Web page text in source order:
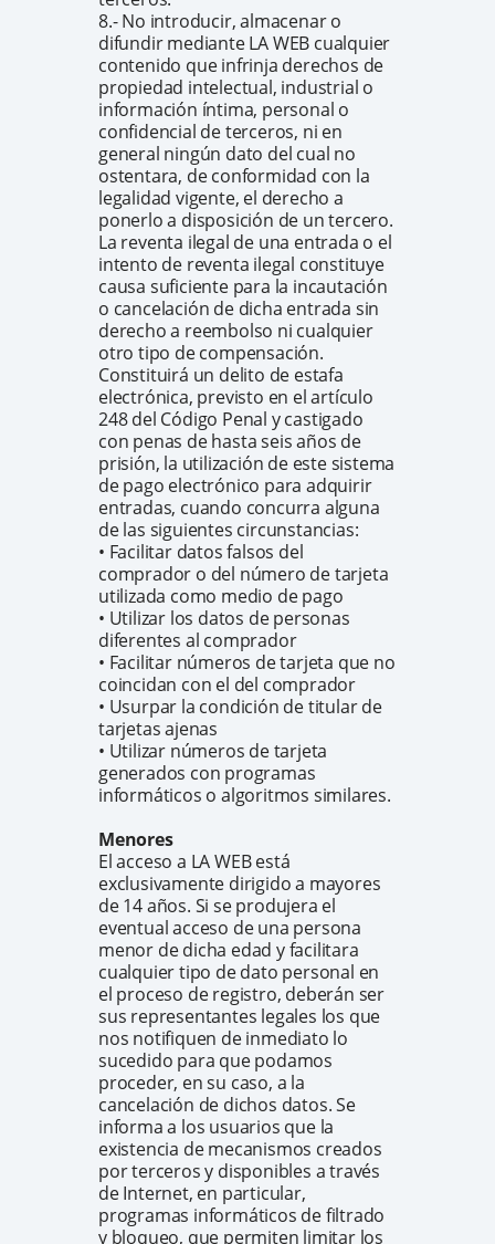
8.- No introducir, almacenar o
difundir mediante LA WEB cualquier
contenido que infrinja derechos de
propiedad intelectual, industrial o
información íntima, personal o
confidencial de terceros, ni en
general ningún dato del cual no
ostentara, de conformidad con la
legalidad vigente, el derecho a
ponerlo a disposición de un tercero.
La reventa ilegal de una entrada o el
intento de reventa ilegal constituye
causa suficiente para la incautación
o cancelación de dicha entrada sin
derecho a reembolso ni cualquier
otro tipo de compensación.
Constituirá un delito de estafa
electrónica, previsto en el artículo
248 del Código Penal y castigado
con penas de hasta seis años de
prisión, la utilización de este sistema
de pago electrónico para adquirir
entradas, cuando concurra alguna
de las siguientes circunstancias:
• Facilitar datos falsos del
comprador o del número de tarjeta
utilizada como medio de pago
• Utilizar los datos de personas
diferentes al comprador
• Facilitar números de tarjeta que no
coincidan con el del comprador
• Usurpar la condición de titular de
tarjetas ajenas
• Utilizar números de tarjeta
generados con programas
informáticos o algoritmos similares.
Menores
El acceso a LA WEB está
exclusivamente dirigido a mayores
de 14 años. Si se produjera el
eventual acceso de una persona
menor de dicha edad y facilitara
cualquier tipo de dato personal en
el proceso de registro, deberán ser
sus representantes legales los que
nos notifiquen de inmediato lo
sucedido para que podamos
proceder, en su caso, a la
cancelación de dichos datos. Se
informa a los usuarios que la
existencia de mecanismos creados
por terceros y disponibles a través
de Internet, en particular,
programas informáticos de filtrado
y bloqueo, que permiten limitar los